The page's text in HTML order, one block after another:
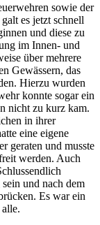
sowie der
es jetzt schnell
und diese zu
im Innen- und
über mehrere
Gewässern, das
Hierzu wurden
konnte sogar ein
nicht zu kurz kam.
in ihrer
eine eigene
geraten und musste
werden. Auch
und nach dem
Es war ein